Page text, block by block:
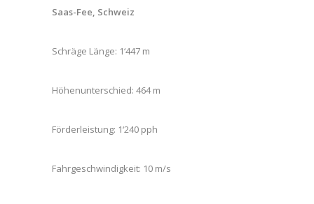
Saas-Fee, Schweiz
Schräge Länge: 1‘447 m
Höhenunterschied: 464 m
Förderleistung: 1‘240 pph
Fahrgeschwindigkeit: 10 m/s